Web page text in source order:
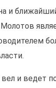
и
и ведет